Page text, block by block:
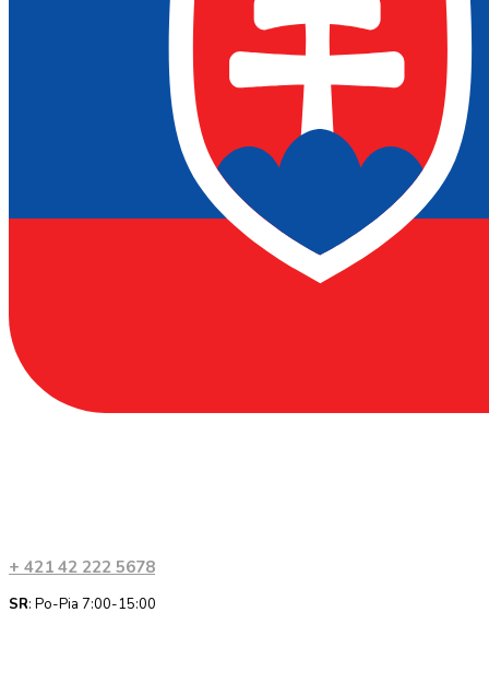
+ 421 42 222 5678
SR: Po-Pia 7:00-15:00